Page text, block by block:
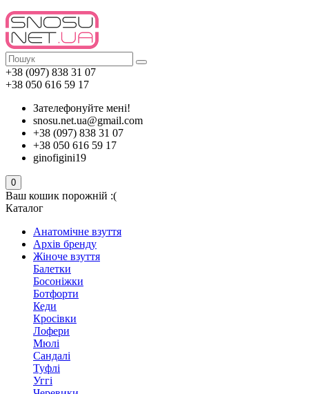
+38 (097) 838 31 07
+38 050 616 59 17
Зателефонуйте мені!
snosu.net.ua@gmail.com
+38 (097) 838 31 07
+38 050 616 59 17
ginofigini19
0
Ваш кошик порожній :(
Каталог
Анатомічне взуття
Архів бренду
Жіноче взуття
Балетки
Босоніжки
Ботфорти
Кеди
Кросівки
Лофери
Мюлі
Сандалі
Туфлі
Уггі